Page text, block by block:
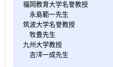
福岡教育大学名誉教授
永島範一先生
筑波大学名誉教授
牧豊先生
九州大学教授
吉澤一成先生